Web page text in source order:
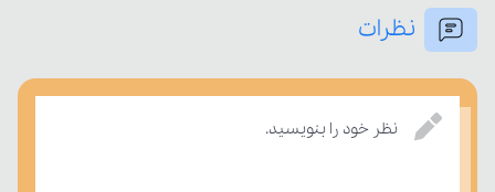
نظرات
نظر خود را بنویسید.